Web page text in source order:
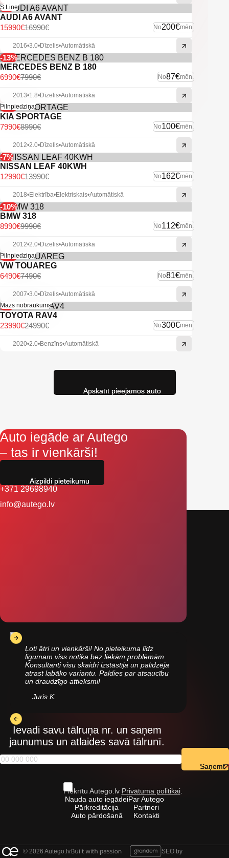
-6%
S Line
AUDI A6 AVANT
No200€mēn.
16990€
15990€
2016•3.0•Dīzelis•Automātiskā
-13%
MERCEDES BENZ B 180
No87€mēn.
7990€
6990€
2013•1.8•Dīzelis•Automātiskā
-11%
Pilnpiedziņa
KIA SPORTAGE
No100€mēn.
8990€
7990€
2012•2.0•Dīzelis•Automātiskā
-7%
NISSAN LEAF 40KWH
No162€mēn.
13990€
12990€
2018•Elektrība•Elektriskais•Automātiskā
-10%
BMW 318
No112€mēn.
9990€
8990€
2012•2.0•Dīzelis•Automātiskā
-13%
Pilnpiedziņa
VW TOUAREG
No81€mēn.
7490€
6490€
2007•3.0•Dīzelis•Automātiskā
-4%
Mazs nobraukums
TOYOTA RAV4
No300€mēn.
24990€
23990€
2020•2.0•Benzīns•Automātiskā
Auto iegāde ar Autego
– tas ir vienkārši!
+371 29698940
info@autego.lv
Ļoti ātri un vienkārši! No pieteikuma līdz
līgumam viss notika bez liekām problēmām.
Konsultanti visu skaidri izstāstīja un palīdzēja
atrast labāko variantu. Paldies par atsaucību
un draudzīgo attieksmi!
Juris K.
Ievadi savu tālruņa nr. un saņem
jaunumus un atlaides savā tālrunī.
Piekrītu Autego.lv Privātuma politikai.
Nauda auto iegādei
Pārkreditācija
Auto pārdošanā
Par Autego
Partneri
Kontakti
© 2026 Autego.lv
SEO by